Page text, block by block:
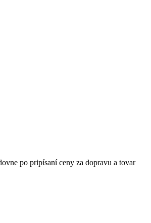
po pripísaní ceny za dopravu a tovar